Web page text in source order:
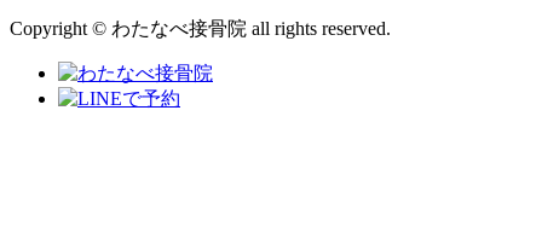
Copyright © わたなべ接骨院 all rights reserved.